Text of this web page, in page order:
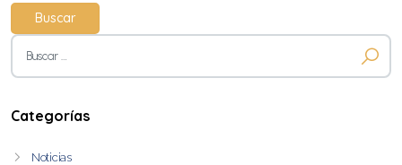
Buscar:
Categorías
Noticias